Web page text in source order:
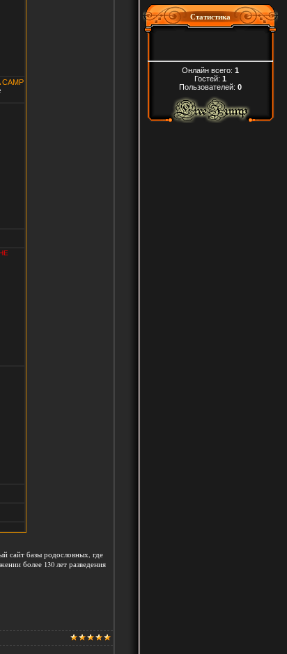
CAMP
сайт базы родословных, где
более 130 лет разведения
Статистика
Онлайн всего: 1
Гостей: 1
Пользователей: 0